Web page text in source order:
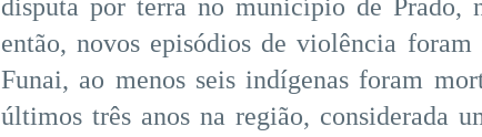
disputa por terra no município de Prado,
então, novos episódios de violência
Funai, ao menos seis indígenas foram
últimos três anos na região, considerada